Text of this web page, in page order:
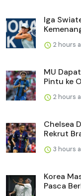
Iga
2 hours
MU
Pintu ke
2 hours
Chelsea
Rekrut
3 hours
Korea
Pasca